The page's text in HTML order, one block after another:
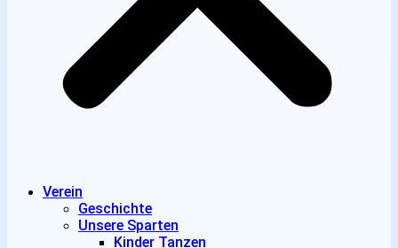
Verein
Geschichte
Unsere Sparten
Kinder Tanzen